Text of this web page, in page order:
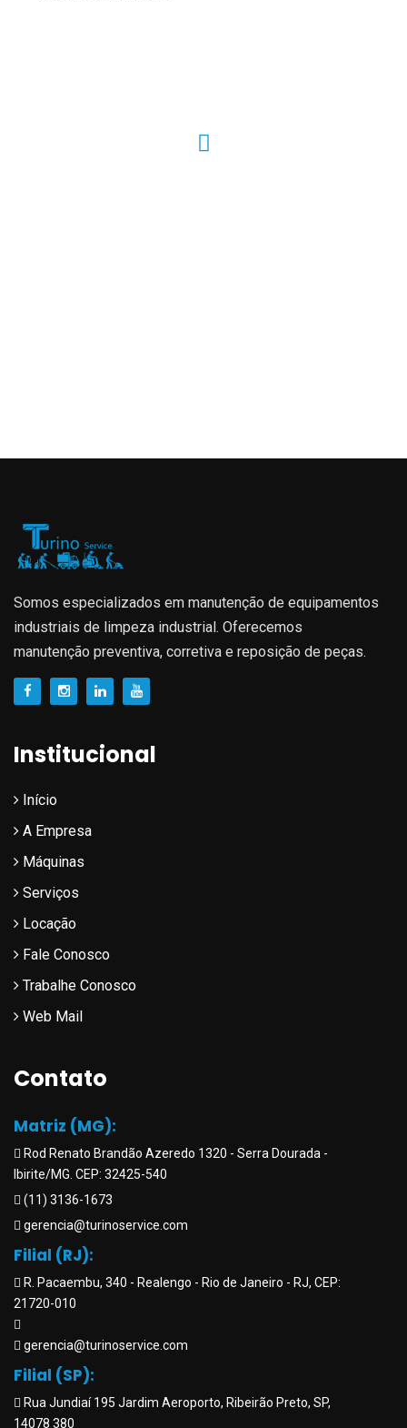
Somos especializados em manutenção de equipamentos
industriais de limpeza industrial. Oferecemos
manutenção preventiva, corretiva e reposição de peças.
Institucional
Início
A Empresa
Máquinas
Serviços
Locação
Fale Conosco
Trabalhe Conosco
Web Mail
Contato
Matriz (MG):
Rod Renato Brandão Azeredo 1320 - Serra Dourada -
Ibirite/MG. CEP: 32425-540
(11) 3136-1673
gerencia@turinoservice.com
Filial (RJ):
R. Pacaembu, 340 - Realengo - Rio de Janeiro - RJ, CEP:
21720-010
gerencia@turinoservice.com
Filial (SP):
Rua Jundiaí 195 Jardim Aeroporto, Ribeirão Preto, SP,
14078 380